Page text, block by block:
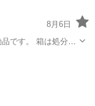
8月6日
です。 箱は処分し